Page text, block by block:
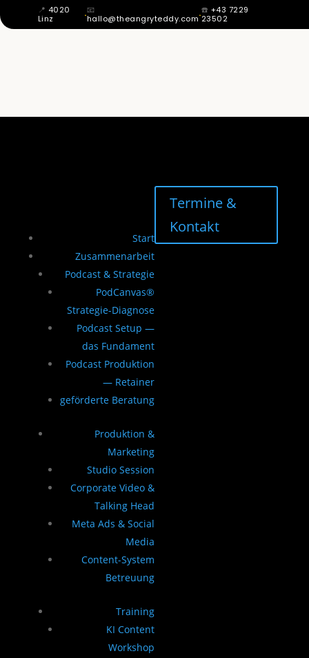
📍 4020
Linz
·📧
hallo@theangryteddy.com·☎️ +43 7229
23502
Start
Zusammenarbeit
Podcast & Strategie
PodCanvas®
Strategie-Diagnose
Podcast Setup —
das Fundament
Podcast Produktion
— Retainer
geförderte Beratung
Produktion &
Marketing
Studio Session
Corporate Video &
Talking Head
Meta Ads & Social
Media
Content-System
Betreuung
Training
KI Content
Workshop
Termine &
Kontakt